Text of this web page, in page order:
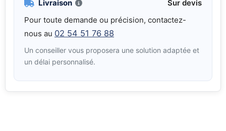
Livraison
Sur devis
Pour toute demande ou précision, contactez-
nous au 02 54 51 76 88
Un conseiller vous proposera une solution adaptée et
un délai personnalisé.